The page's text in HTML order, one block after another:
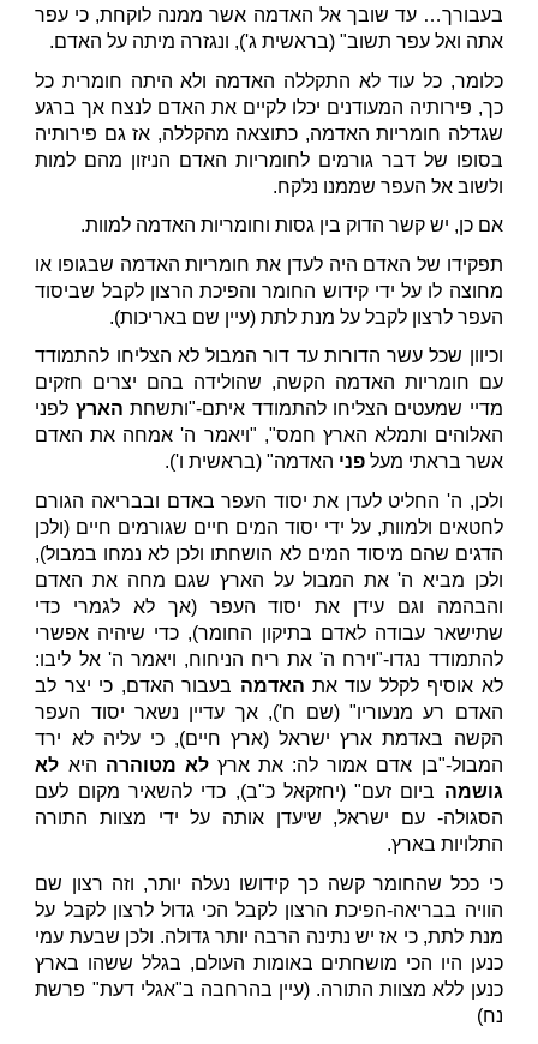
בעבורך… עד שובך אל האדמה אשר ממנה לוקחת, כי עפר
אתה ואל עפר תשוב" (בראשית ג'), ונגזרה מיתה על האדם.
כלומר, כל עוד לא התקללה האדמה ולא היתה חומרית כל
כך, פירותיה המעודנים יכלו לקיים את האדם לנצח אך ברגע
שגדלה חומריות האדמה, כתוצאה מהקללה, אז גם פירותיה
בסופו של דבר גורמים לחומריות האדם הניזון מהם למות
ולשוב אל העפר שממנו נלקח.
אם כן, יש קשר הדוק בין גסות וחומריות האדמה למוות.
תפקידו של האדם היה לעדן את חומריות האדמה שבגופו או
מחוצה לו על ידי קידוש החומר והפיכת הרצון לקבל שביסוד
העפר לרצון לקבל על מנת לתת (עיין שם באריכות).
וכיוון שכל עשר הדורות עד דור המבול לא הצליחו להתמודד
עם חומריות האדמה הקשה, שהולידה בהם יצרים חזקים
מדיי שמעטים הצליחו להתמודד איתם-"ותשחת הארץ לפני
האלוהים ותמלא הארץ חמס", "ויאמר ה' אמחה את האדם
אשר בראתי מעלפני האדמה" (בראשית ו').
ולכן, ה' החליט לעדן את יסוד העפר באדם ובבריאה הגורם
לחטאים ולמוות, על ידי יסוד המים חיים שגורמים חיים (ולכן
הדגים שהם מיסוד המים לא הושחתו ולכן לא נמחו במבול),
ולכן מביא ה' את המבול על הארץ שגם מחה את האדם
והבהמה וגם עידן את יסוד העפר (אך לא לגמרי כדי
שתישאר עבודה לאדם בתיקון החומר), כדי שיהיה אפשרי
להתמודד נגדו-"וירח ה' את ריח הניחוח, ויאמר ה' אל ליבו:
לא אוסיף לקלל עוד את האדמה בעבור האדם, כי יצר לב
האדם רע מנעוריו" (שם ח'), אך עדיין נשאר יסוד העפר
הקשה באדמת ארץ ישראל (ארץ חיים), כי עליה לא ירד
המבול-"בן אדם אמור לה: את ארץלא מטוהרה היא לא
גושמה ביום זעם" (יחזקאל כ"ב), כדי להשאיר מקום לעם
הסגולה- עם ישראל, שיעדן אותה על ידי מצוות התורה
התלויות בארץ.
כי ככל שהחומר קשה כך קידושו נעלה יותר, וזה רצון שם
הוויה בבריאה-הפיכת הרצון לקבל הכי גדול לרצון לקבל על
מנת לתת, כי אז יש נתינה הרבה יותר גדולה. ולכן שבעת עמי
כנען היו הכי מושחתים באומות העולם, בגלל ששהו בארץ
כנען ללא מצוות התורה. (עיין בהרחבה ב"אגלי דעת" פרשת
נח)